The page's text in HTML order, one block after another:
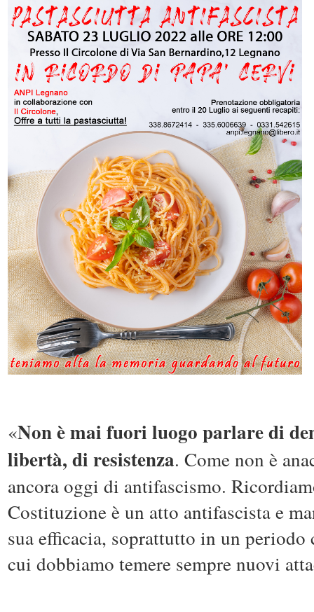
«Non è mai fuori luogo parlare di
libertà, di resistenza. Come non è
ancora oggi di antifascismo.
Costituzione è un atto antifascista e
sua efficacia, soprattutto in un
cui dobbiamo temere sempre nuovi